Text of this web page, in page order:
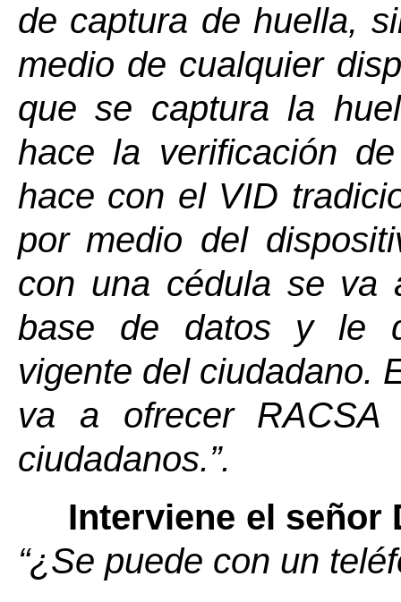
de captura de huella,
medio de cualquier
que se captura la
hace la verificación
hace con el VID
por medio del
con una cédula se va
base de datos y le
vigente del ciudadano.
va a ofrecer
ciudadanos.”.
Interviene el señor
“¿Se puede con un